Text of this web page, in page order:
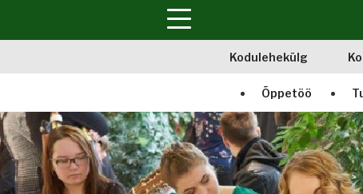
Kodulehekülg
Õppetöö